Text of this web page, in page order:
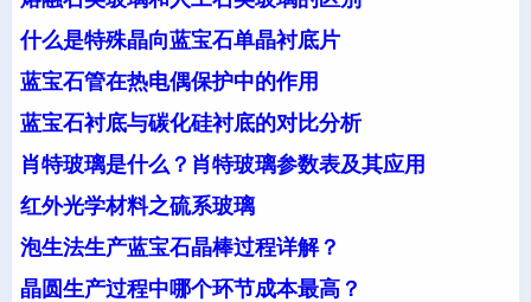
什么是特殊晶向蓝宝石单晶衬底片
蓝宝石管在热电偶保护中的作用
蓝宝石衬底与碳化硅衬底的对比分析
肖特玻璃是什么？肖特玻璃参数表及其应用
红外光学材料之硫系玻璃
泡生法生产蓝宝石晶棒过程详解？
晶圆生产过程中哪个环节成本最高？